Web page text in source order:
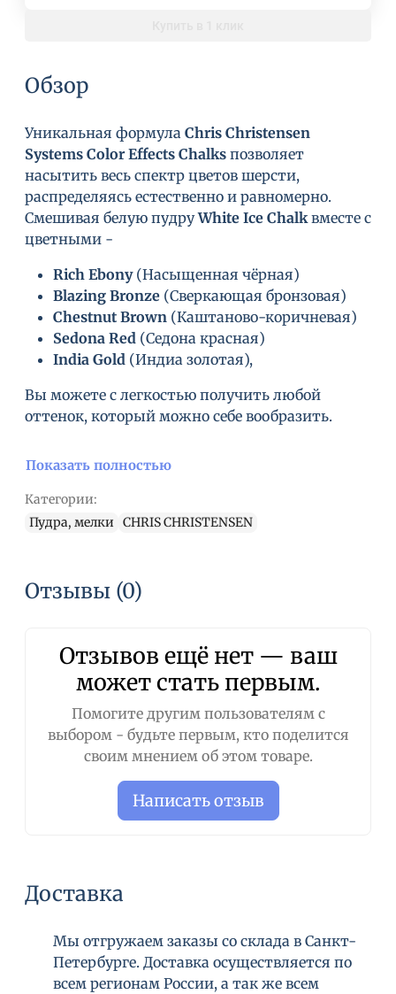
Обзор
Уникальная формула Chris Christensen
Systems Color Effects Chalks позволяет
насытить весь спектр цветов шерсти,
распределяясь естественно и равномерно.
Смешивая белую пудруWhite Ice Chalkвместе с
цветными -
Rich Ebony(Насыщенная чёрная)
Blazing Bronze (Сверкающая бронзовая)
Chestnut Brown (Каштаново-коричневая)
Sedona Red (Седона красная)
India Gold (Индиа золотая),
Вы можете с легкостью получить любой
оттенок, который можно себе вообразить.
Показать полностью
Категории:
Пудра, мелки
CHRIS CHRISTENSEN
Отзывы (0)
Отзывов ещё нет — ваш
может стать первым.
Помогите другим пользователям с
выбором - будьте первым, кто поделится
своим мнением об этом товаре.
Написать отзыв
Доставка
Мы отгружаем заказы со склада в Санкт-
Петербурге. Доставка осуществляется по
всем регионам России, а так же всем